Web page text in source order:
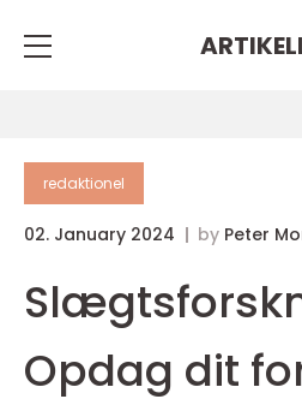
redaktionel
02. January 2024 by Peter
Opdag dit